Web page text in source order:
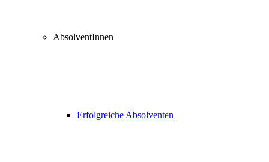
AbsolventInnen
Erfolgreiche Absolventen